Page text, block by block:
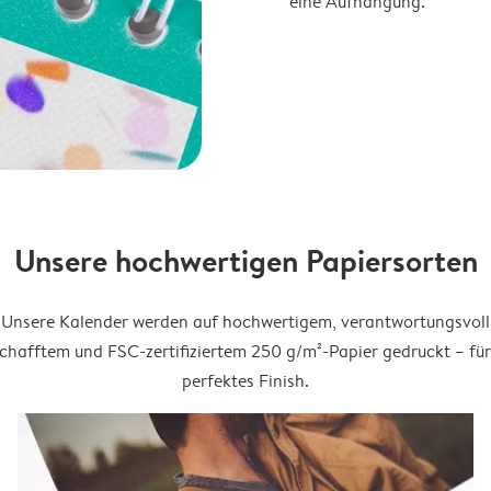
Unsere hochwertigen Papiersorten
Unsere Kalender werden auf hochwertigem, verantwortungsvoll
und FSC-zertifiziertem 250 g/m²-Papier gedruckt –
perfektes Finish.